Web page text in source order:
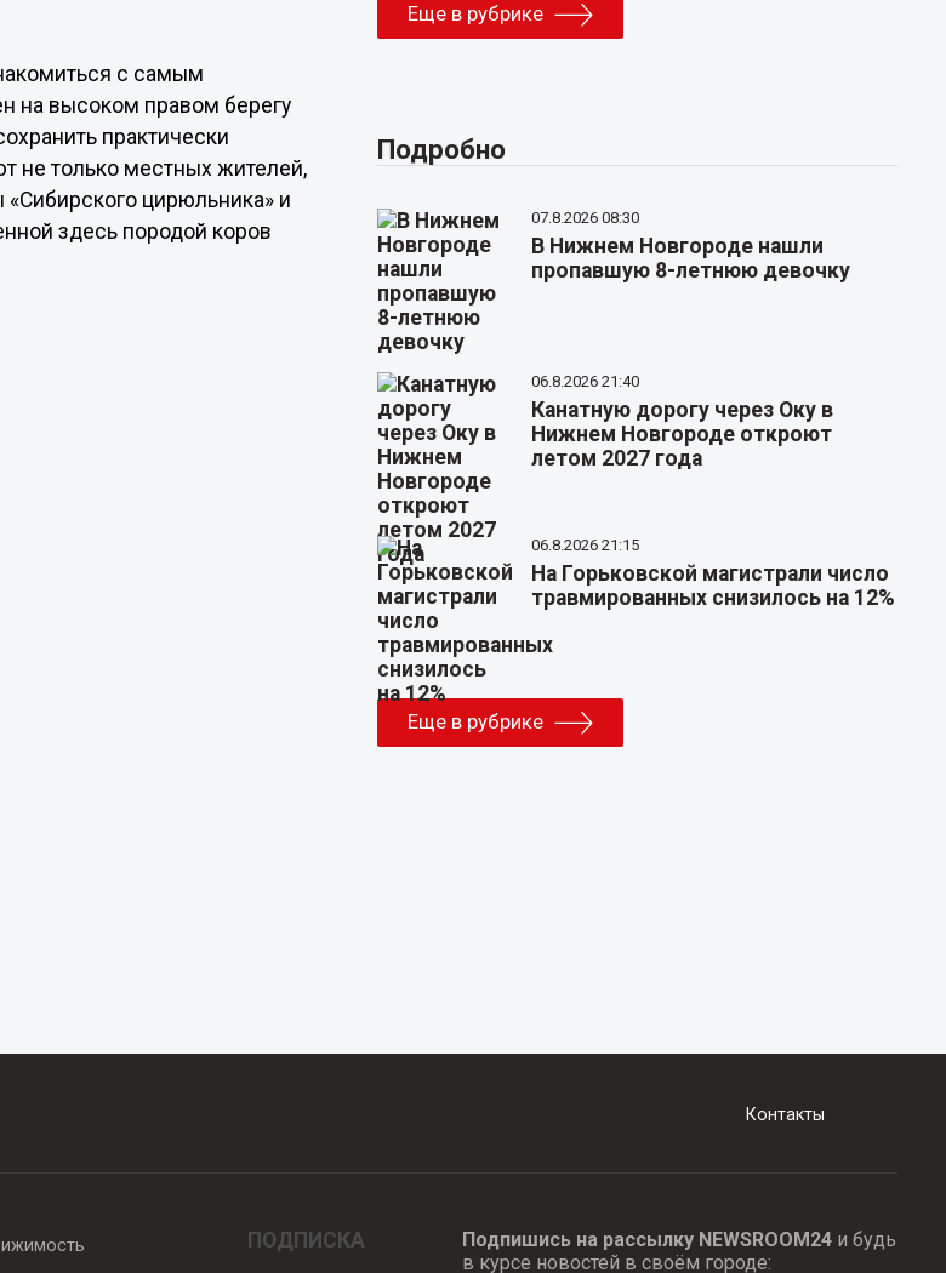
с самым
на высоком правом берегу
практически
не только местных жителей,
цирюльника» и
здесь породой коров
Еще в рубрике
Подробно
07.8.2026 08:30
В Нижнем Новгороде нашли
пропавшую 8-летнюю девочку
06.8.2026 21:40
Канатную дорогу через Оку в
Нижнем Новгороде откроют
летом 2027 года
06.8.2026 21:15
На Горьковской магистрали число
травмированных снизилось на 12%
Еще в рубрике
Контакты
ПОДПИСКА Подпишись на рассылку NEWSROOM24и будь
в курсе новостей в своём городе: